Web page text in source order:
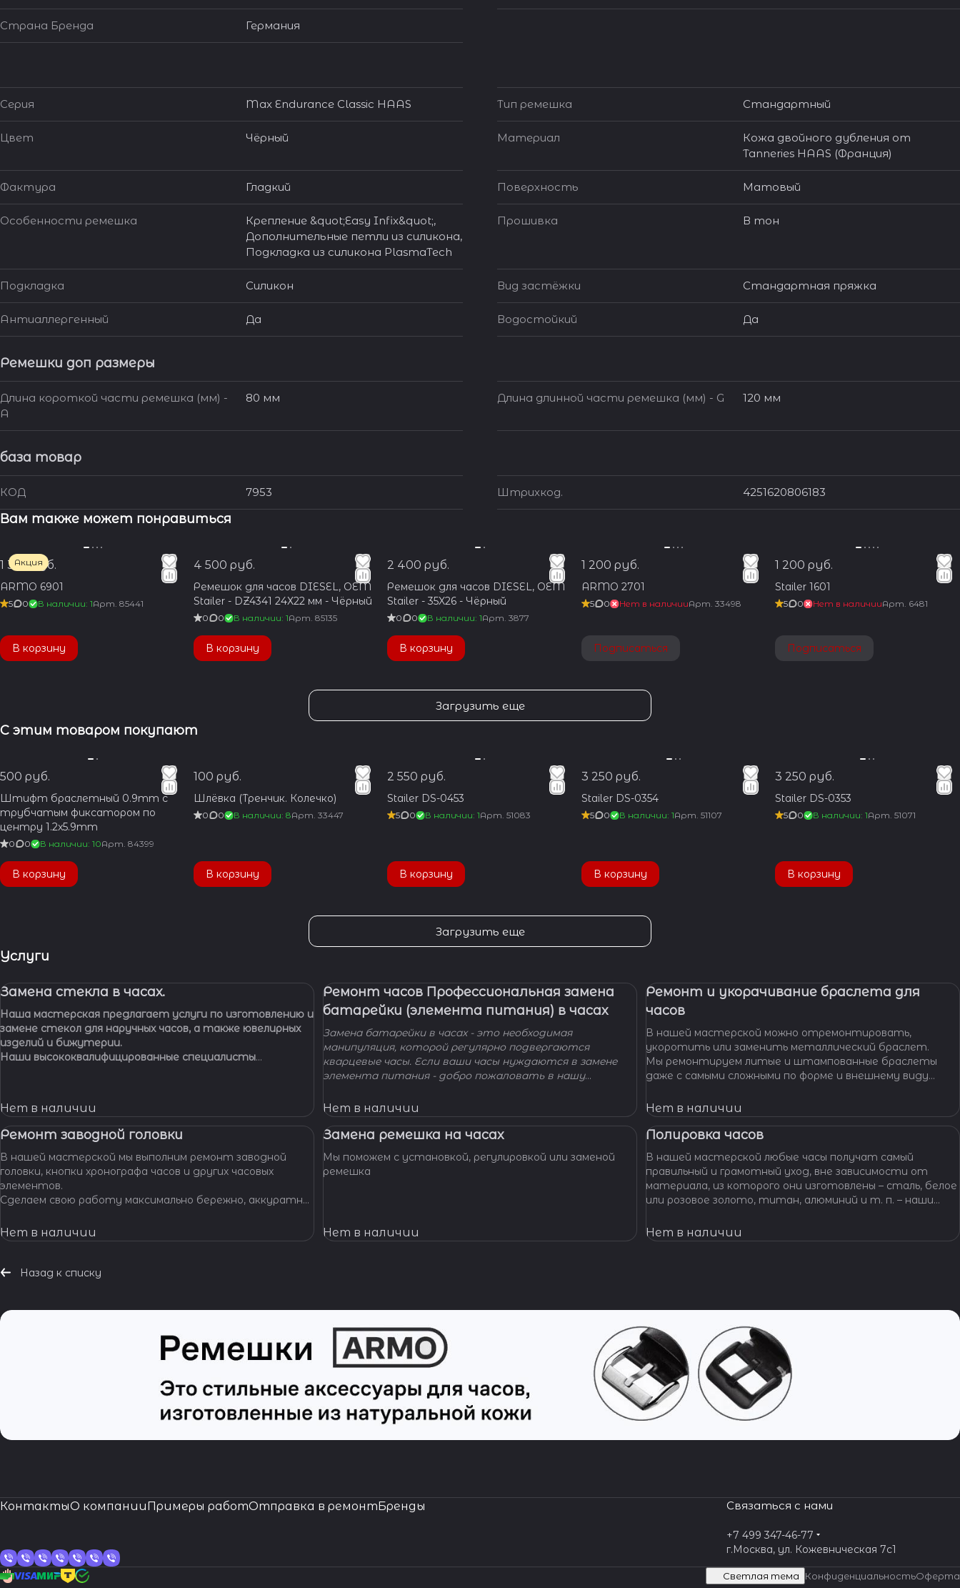
Страна Бренда Германия
Серия Max Endurance Classic HAAS Тип ремешка Стандартный
Цвет Чёрный Материал
Кожа двойного дубления от
Tanneries HAAS (Франция)
Фактура Гладкий Поверхность Матовый
Особенности ремешка
Крепление &quot;Easy Infix&quot;,
Дополнительные петли из силикона,
Подкладка из силикона PlasmaTech
Прошивка В тон
Подкладка Силикон Вид застёжки Стандартная пряжка
Антиаллергенный Да Водостойкий Да
Ремешки доп размеры
Длина короткой части ремешка (мм) -
A
80 мм Длина длинной части ремешка (мм) - G 120 мм
база товар
КОД 7953 Штрихкод. 4251620806183
Вам также может понравиться
Акция
1 350 руб.
ARMO 6901
5 0 В наличии: 1Арт. 85441
В корзину
4 500 руб.
Ремешок для часов DIESEL, OEM
Stailer - DZ4341 24Х22 мм - Чёрный
0 0 В наличии: 1Арт.85135
В корзину
2 400 руб.
Ремешок для часов DIESEL, OEM
Stailer - 35X26 - Чёрный
0 0 В наличии: 1Арт.3877
В корзину
1 200 руб.
ARMO 2701
5 0 Нет в наличииАрт. 33498
Подписаться
1 200 руб.
Stailer 1601
5 0 Нет в наличииАрт. 6481
Подписаться
Загрузить еще
С этим товаром покупают
500 руб.
Штифт браслетный 0.9mm с
трубчатым фиксатором по
центру 1.2x5.9mm
0 0 В наличии: 10Арт. 84399
В корзину
100 руб.
Шлёвка (Тренчик. Колечко)
0 0 В наличии: 8Арт.33447
В корзину
2 550 руб.
Stailer DS-0453
5 0 В наличии: 1Арт.51083
В корзину
3 250 руб.
Stailer DS-0354
5 0 В наличии: 1Арт. 51107
В корзину
3 250 руб.
Stailer DS-0353
5 0 В наличии: 1Арт. 51071
В корзину
Загрузить еще
Услуги
Замена стекла в часах.
Наша мастерская предлагает услуги по изготовлению и
замене стекол для наручных часов, а также ювелирных
изделий и бижутерии.
Наши высококвалифицированные специалисты
Нет в наличии
Ремонт часов Профессиональная замена
батарейки (элемента питания) в часах
Замена батарейки в часах - это необходимая
манипуляция, которой регулярно подвергаются
кварцевые часы. Если ваши часы нуждаются в замене
элемента питания - добро пожаловать в нашу
вам решить вашу проблему и произведут замену
батарейки профессионально, быстро, качественно и по
доступной цене.
Нет в наличии
Ремонт и укорачивание браслета для
часов
В нашей мастерской можно отремонтировать,
укоротить или заменить металлический браслет.
Мы ремонтируем литые и штампованные браслеты
даже с самыми сложными по форме и внешнему виду
Нет в наличии
Ремонт заводной головки
В нашей мастерской мы выполним ремонт заводной
головки, кнопки хронографа часов и других часовых
элементов.
Сделаем свою работу максимально бережно, аккуратно
часов.
Нет в наличии
Замена ремешка на часах
Мы поможем с установкой, регулировкой или заменой
ремешка
Нет в наличии
Полировка часов
В нашей мастерской любые часы получат самый
правильный и грамотный уход, вне зависимости от
материала, из которого они изготовлены – сталь, белое
или розовое золото, титан, алюминий и т. п. – наши
материал.
Нет в наличии
Назад к списку
КонтактыО компанииПримеры работОтправка в ремонтБренды Связаться с нами
+7 499 347-46-77
г.Москва, ул. Кожевническая 7c1
Светлая тема КонфиденциальностьОферта